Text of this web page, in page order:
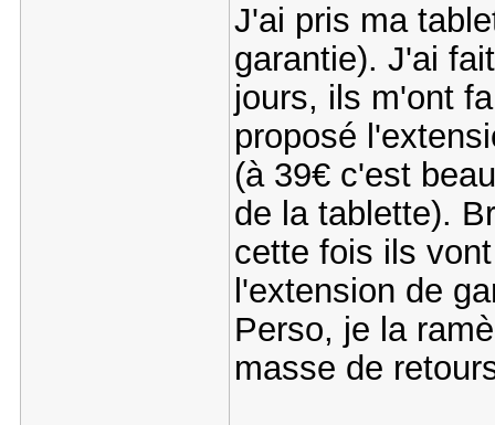
J'ai pris ma
garantie). J'ai
jours, ils m'ont
proposé
(à 39€ c'est
de la tablette).
cette fois ils
l'extension de
Perso, je la
masse de